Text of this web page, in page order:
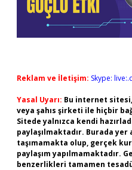
Reklam ve İletişim: Skype:
Yasal Uyarı: Bu internet
veya şahıs şirketi ile hiçbir
Sitede yalnızca kendi
paylaşılmaktadır. Burada
taşımamakta olup, gerçek
paylaşım yapılmamaktadır.
benzerlikleri tamamen